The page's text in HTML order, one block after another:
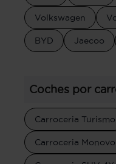
Volkswagen
BYD Jaecoo
Coches por
Carroceria Turismo
Carroceria